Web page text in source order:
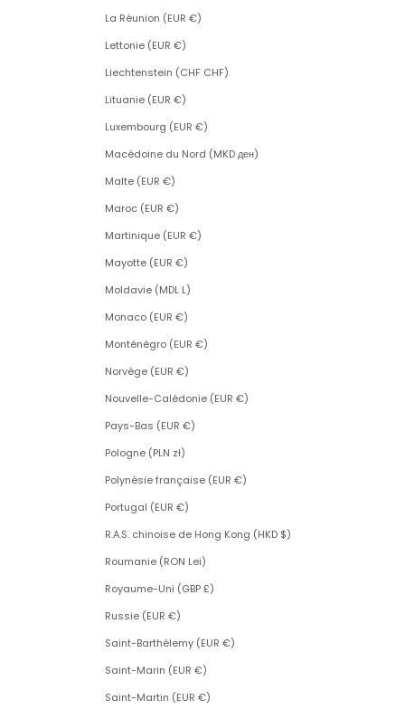
La Réunion (EUR €)
Lettonie (EUR €)
Liechtenstein (CHF CHF)
Lituanie (EUR €)
Luxembourg (EUR €)
Macédoine du Nord (MKD ден)
Malte (EUR €)
Maroc (EUR €)
Martinique (EUR €)
Mayotte (EUR €)
Moldavie (MDL L)
Monaco (EUR €)
Monténégro (EUR €)
Norvège (EUR €)
Nouvelle-Calédonie (EUR €)
Pays-Bas (EUR €)
Pologne (PLN zł)
Polynésie française (EUR €)
Portugal (EUR €)
R.A.S. chinoise de Hong Kong (HKD $)
Roumanie (RON Lei)
Royaume-Uni (GBP £)
Russie (EUR €)
Saint-Barthélemy (EUR €)
Saint-Marin (EUR €)
Saint-Martin (EUR €)